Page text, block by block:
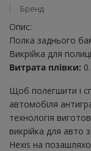
Бренд
Опис:
Полка заднього
Викрійка для
Витрата плівки:
Щоб полегшити і
автомобіля
технологія
викрійка для авто
Hexis на